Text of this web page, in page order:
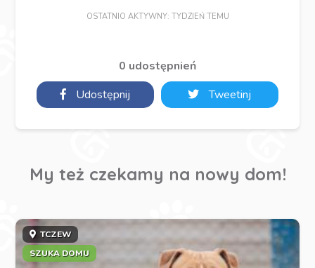
OSTATNIO AKTYWNY: TYDZIEŃ TEMU
0 udostępnień
Udostępnij
Tweetinj
My też czekamy na nowy dom!
TCZEW
SZUKA DOMU